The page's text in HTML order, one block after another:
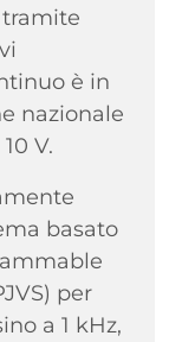
è in
nazionale
V.
basato
per
a 1 kHz,